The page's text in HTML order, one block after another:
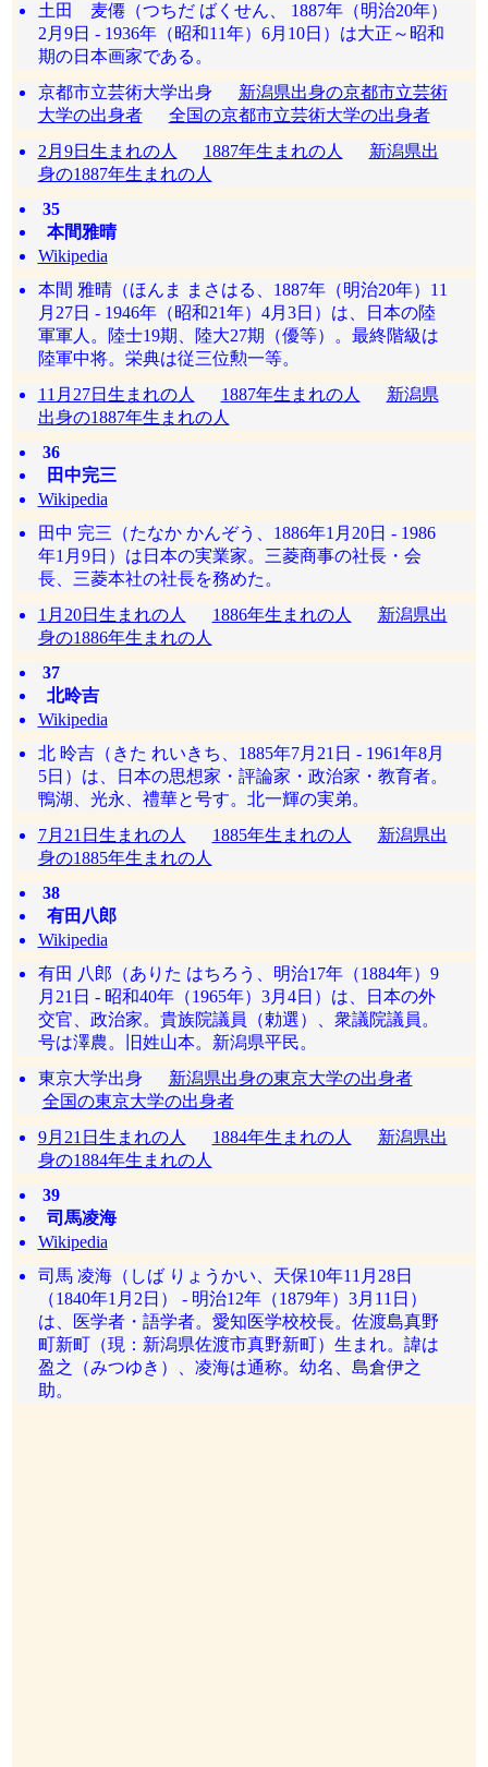
土田 麦僊（つちだ ばくせん、 1887年（明治20年）
2月9日 - 1936年（昭和11年）6月10日）は大正～昭和
期の日本画家である。
京都市立芸術大学出身 新潟県出身の京都市立芸術
大学の出身者
全国の京都市立芸術大学の出身者
2月9日生まれの人
1887年生まれの人
新潟県出
身の1887年生まれの人
35
本間雅晴
Wikipedia
本間 雅晴（ほんま まさはる、1887年（明治20年）11
月27日 - 1946年（昭和21年）4月3日）は、日本の陸
軍軍人。陸士19期、陸大27期（優等）。最終階級は
陸軍中将。栄典は従三位勲一等。
11月27日生まれの人
1887年生まれの人
新潟県
出身の1887年生まれの人
36
田中完三
Wikipedia
田中 完三（たなか かんぞう、1886年1月20日 - 1986
年1月9日）は日本の実業家。三菱商事の社長・会
長、三菱本社の社長を務めた。
1月20日生まれの人
1886年生まれの人
新潟県出
身の1886年生まれの人
37
北昤吉
Wikipedia
北 昤吉（きた れいきち、1885年7月21日 - 1961年8月
5日）は、日本の思想家・評論家・政治家・教育者。
鴨湖、光永、禮華と号す。北一輝の実弟。
7月21日生まれの人
1885年生まれの人
新潟県出
身の1885年生まれの人
38
有田八郎
Wikipedia
有田 八郎（ありた はちろう、明治17年（1884年）9
月21日 - 昭和40年（1965年）3月4日）は、日本の外
交官、政治家。貴族院議員（勅選）、衆議院議員。
号は澤農。旧姓山本。新潟県平民。
東京大学出身 新潟県出身の東京大学の出身者
全国の東京大学の出身者
9月21日生まれの人
1884年生まれの人
新潟県出
身の1884年生まれの人
39
司馬凌海
Wikipedia
司馬 凌海（しば りょうかい、天保10年11月28日
（1840年1月2日） - 明治12年（1879年）3月11日）
は、医学者・語学者。愛知医学校校長。佐渡島真野
町新町（現：新潟県佐渡市真野新町）生まれ。諱は
盈之（みつゆき）、凌海は通称。幼名、島倉伊之
助。